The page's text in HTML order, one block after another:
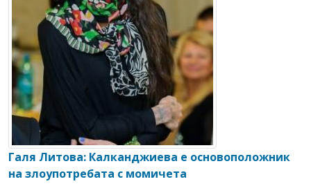
Галя Литова: Калканджиева е основоположник
на злоупотребата с момичета